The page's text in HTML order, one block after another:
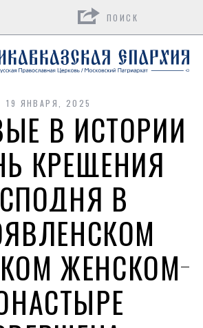
19 ЯНВАРЯ, 2025
В ИСТОРИИ
КРЕЩЕНИЯ
В
ЖЕНСКОМ